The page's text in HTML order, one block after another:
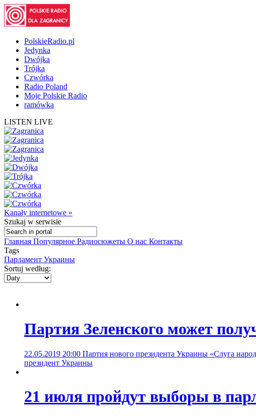
PolskieRadio.pl
Jedynka
Dwójka
Trójka
Czwórka
Radio Poland
Moje Polskie Radio
ramówka
LISTEN LIVE
Kanały internetowe »
Szukaj w serwisie
Главная Популярное Радиосюжеты О нас Контакты
Tags
Парламент Украины
Sortuj według:
Партия Зеленского может
22.05.2019 20:00 Партия нового президента Украины «Слуга
президент Украины
21 июля пройдут выборы в